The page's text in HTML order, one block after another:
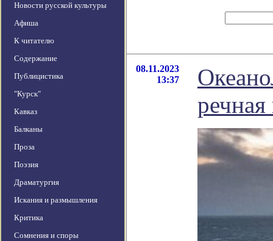
Новости русской культуры
Афиша
К читателю
Содержание
Публицистика
"Курск"
Кавказ
Балканы
Проза
Поэзия
Драматургия
Искания и размышления
Критика
Сомнения и споры
08.11.2023
13:37